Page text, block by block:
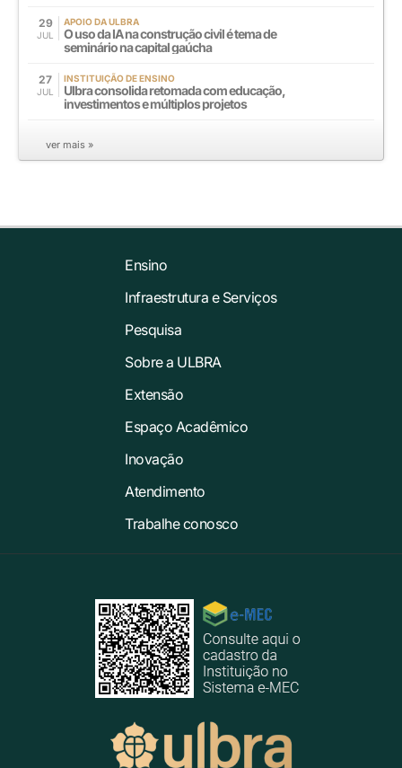
29
JUL
APOIO DA ULBRA
O uso da IA na construção civil é tema de
seminário na capital gaúcha
27
JUL
INSTITUIÇÃO DE ENSINO
Ulbra consolida retomada com educação,
investimentos e múltiplos projetos
ver mais »
Ensino
Infraestrutura e Serviços
Pesquisa
Sobre a ULBRA
Extensão
Espaço Acadêmico
Inovação
Atendimento
Trabalhe conosco